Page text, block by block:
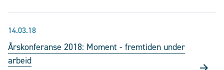
14.03.18
Årskonferanse 2018: Moment - fremtiden under
arbeid